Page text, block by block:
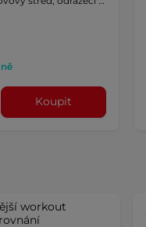
Koupit
workout